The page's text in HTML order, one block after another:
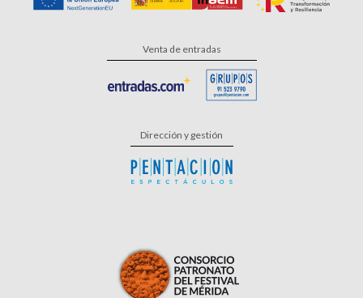
Venta de entradas
Dirección y gestión